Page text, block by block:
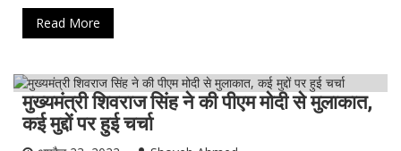
Read More
NewsExpress अर्थजगत ताजा ख़बर देश
भारत
मत-विमत
राजनीति
मुख्यमंत्री शिवराज सिंह ने की पीएम मोदी से मुलाकात,
कई मुद्दों पर हुई चर्चा